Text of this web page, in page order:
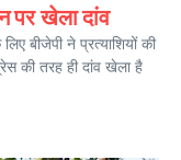
पर खेला दांव
बीजेपी ने प्रत्याशियों की
की तरह ही दांव खेला है